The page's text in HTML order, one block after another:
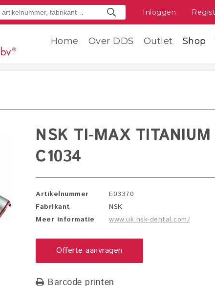
Inloggen
Home Over DDS Outlet Shop
NSK TI-MAX
C1034
Artikelnummer
E03370
Fabrikant
NSK
Meer informatie
www.uk.nsk-dental.com/
Offerte aanvragen
Barcode printen